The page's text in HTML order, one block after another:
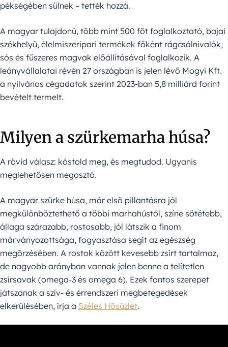
pékségében sülnek – tették hozzá.
A magyar tulajdonú, több mint 500 főt foglalkoztató, bajai
székhelyű, élelmiszeripari termékek főként rágcsálnivalók,
sós és fűszeres magvak előállításával foglalkozik. A
leányvállalatai révén 27 országban is jelen lévő Mogyi Kft.
a nyilvános cégadatok szerint 2023-ban 5,8 milliárd forint
bevételt termelt.
Milyen a szürkemarha húsa?
A rövid válasz: kóstold meg, és megtudod. Ugyanis
meglehetősen megosztó.
A magyar szürke húsa, már első pillantásra jól
megkülönböztethető a többi marhahústól, színe sötétebb,
állaga szárazabb, rostosabb, jól látszik a finom
márványozottsága, fogyasztása segít az egészség
megőrzésében. A rostok között kevesebb zsírt tartalmaz,
de nagyobb arányban vannak jelen benne a telítetlen
zsírsavak (omega-3 és omega 6). Ezek fontos szerepet
játszanak a szív- és érrendszeri megbetegedések
elkerülésében, írja a Széles Hősüzlet.